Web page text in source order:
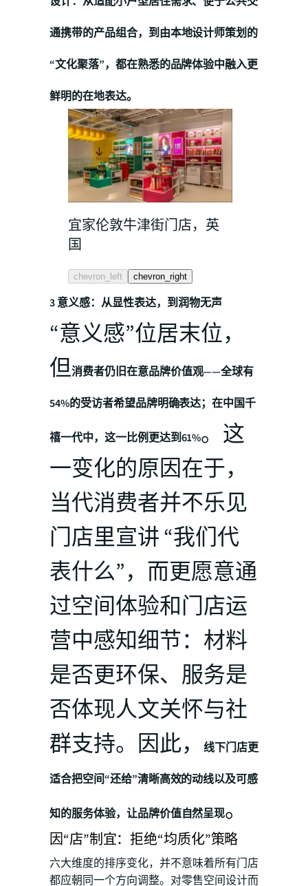
通携带的产品组合，到由本地设计师策划的
“文化聚落”，都在熟悉的品牌体验中融入更
鲜明的在地表达。
宜家伦敦牛津街门店，英
国
chevron_left chevron_right
3 意义感：从显性表达，到润物无声
“意义感”位居末位，
但消费者仍旧在意品牌价值观——全球有
54%的受访者希望品牌明确表达；在中国千
禧一代中，这一比例更达到61%。这
一变化的原因在于，
当代消费者并不乐见
门店里宣讲 “我们代
表什么”，而更愿意通
过空间体验和门店运
营中感知细节：材料
是否更环保、服务是
否体现人文关怀与社
群支持。因此，
线下门店更
适合把空间“还给”清晰高效的动线以及可感
知的服务体验，让品牌价值自然呈现。
因“店”制宜：拒绝“均质化”策略
六大维度的排序变化，并不意味着所有门店
都应朝同一个方向调整。对零售空间设计而